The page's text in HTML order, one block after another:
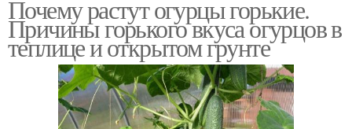
Почему растут огурцы горькие.
Причины горького вкуса огурцов в
теплице и открытом грунте